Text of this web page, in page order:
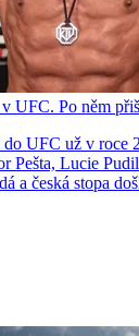
UFC. Po něm
UFC už v roce
Pešta, Lucie
a česká stopa